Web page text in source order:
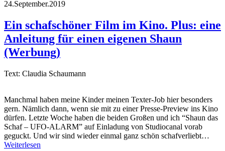
24.September.2019
Ein schafschöner Film im Kino. Plus: eine
Anleitung für einen eigenen Shaun
(Werbung)
Text: Claudia Schaumann
Manchmal haben meine Kinder meinen Texter-Job hier besonders
gern. Nämlich dann, wenn sie mit zu einer Presse-Preview ins Kino
dürfen. Letzte Woche haben die beiden Großen und ich “Shaun das
Schaf – UFO-ALARM” auf Einladung von Studiocanal vorab
geguckt. Und wir sind wieder einmal ganz schön schafverliebt…
Weiterlesen